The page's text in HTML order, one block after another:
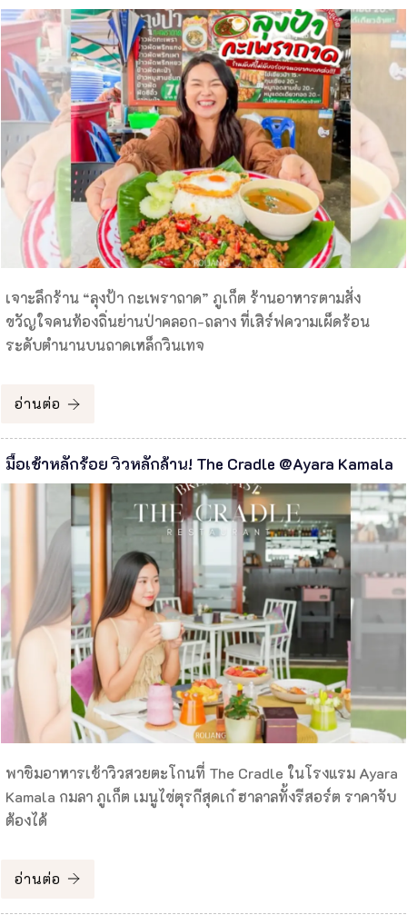
เจาะลึกร้าน “ลุงป้า กะเพราถาด” ภูเก็ต ร้านอาหารตามสั่ง
ขวัญใจคนท้องถิ่นย่านป่าคลอก-ถลาง ที่เสิร์ฟความเผ็ดร้อน
ระดับตำนานบนถาดเหล็กวินเทจ
อ่านต่อ
มื้อเช้าหลักร้อย วิวหลักล้าน! The Cradle @Ayara Kamala
พาชิมอาหารเช้าวิวสวยตะโกนที่ The Cradle ในโรงแรม Ayara
Kamala กมลา ภูเก็ต เมนูไข่ตุรกีสุดเก๋ ฮาลาลทั้งรีสอร์ต ราคาจับ
ต้องได้
อ่านต่อ